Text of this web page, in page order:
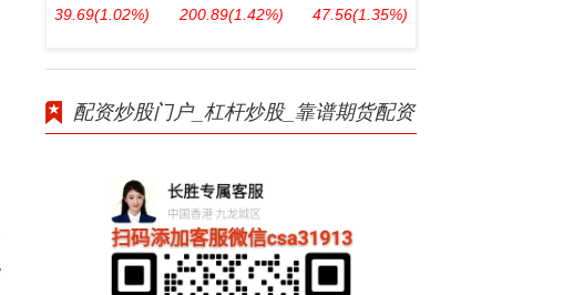
39.69(1.02%) 200.89(1.42%) 47.56(1.35%)
配资炒股门户_杠杆炒股_靠谱期货配资